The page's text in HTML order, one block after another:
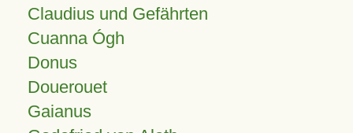
Claudius und Gefährten
Cuanna Ógh
Donus
Douerouet
Gaianus